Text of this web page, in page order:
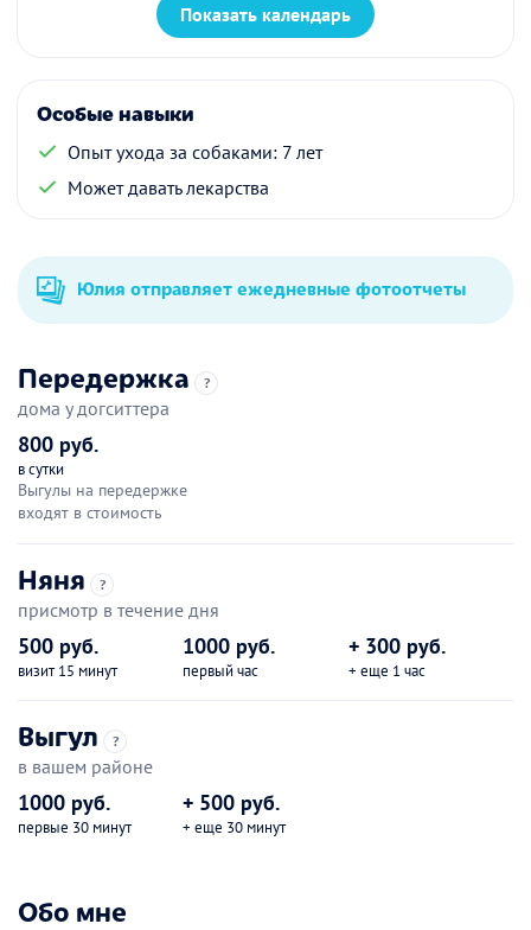
Показать календарь
Особые навыки
Опыт ухода за собаками: 7 лет
Может давать лекарства
Юлия отправляет ежедневные фотоотчеты
Передержка ?
дома у догситтера
800 руб.
в сутки
Выгулы на передержке
входят в стоимость
Няня ?
присмотр в течение дня
500 руб.
визит 15 минут
1000 руб.
первый час
+ 300 руб.
+ еще 1 час
Выгул ?
в вашем районе
1000 руб.
первые 30 минут
+ 500 руб.
+ еще 30 минут
Обо мне